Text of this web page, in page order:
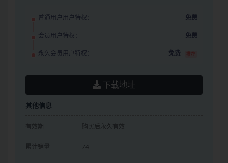
普通用户用户特权： 免费
会员用户特权： 免费
永久会员用户特权： 免费 推荐
下载地址
其他信息
有效期 购买后永久有效
累计销量 74